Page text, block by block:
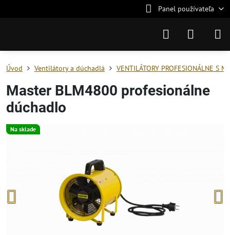
Panel používateľa
Na sklade
Úvod Ventilátory a dúchadlá VENTILÁTORY PROFESIONÁLNE S
Master BLM4800 profesionálne
dúchadlo